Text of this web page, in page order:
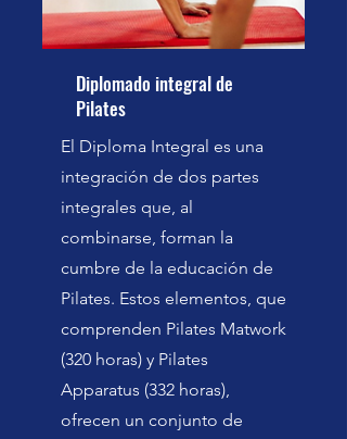
Diplomado integral de
Pilates
El Diploma Integral es una
integración de dos partes
integrales que, al
combinarse, forman la
cumbre de la educación de
Pilates. Estos elementos, que
comprenden Pilates Matwork
(320 horas) y Pilates
Apparatus (332 horas),
ofrecen un conjunto de